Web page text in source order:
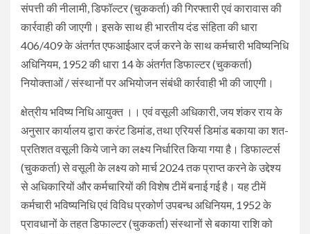
संपत्ती की नीलामी, डिफॉल्टर (चुककर्ता) की गिरफ्तारी एवं कारावास की
कार्रवाही की जाएगी। इसके साथ ही भारतीय दंड संहिता की धारा
406/409 के अंतर्गत एफआईआर दर्ज करने के साथ कर्मचारी भविष्यनिधि
अधिनियम, 1952 की धारा 14 के अंतर्गत डिफाल्टर (चुककर्ता)
नियोक्ताओं / संस्थानों पर अभियोजन संबंधी कार्रवाही भी की जाएगी।
क्षेत्रीय भविष्य निधि आयुक्त ।। एवं वसूली अधिकारी, जय शंकर राय के
अनुसार कार्यालय द्वारा करंट डिमांड, तथा एरियर्स डिमांड बकाया का शत-
प्रतिशत वसूली किये जाने का लक्ष्य निर्धारित किया गया है। डिफाल्टर्स
(चुककर्ता) से वसूली के लक्ष्य को मार्च 2024 तक प्राप्त करने के उद्देश्य
से अधिकारियों और कर्मचारियों की विशेष टीमें बनाई गई है। यह टीमें
कर्मचारी भविष्यनिधि एवं विविध प्रकोर्ण उपबन्ध अधिनियम, 1952 के
प्रावधानों के तहत डिफाल्टर (चुककर्ता) संस्थानों से बकाया राशि को